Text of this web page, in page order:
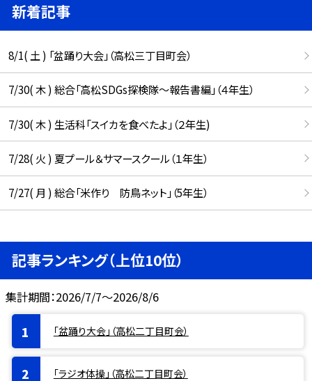
新着記事
8/1( 土 ) 「盆踊り大会」（高松三丁目町会）
7/30( 木 ) 総合「高松SDGs探検隊〜報告書編」（４年生）
7/30( 木 ) 生活科「スイカを食べたよ」（２年生)
7/28( 火 ) 夏プール＆サマースクール（１年生）
7/27( 月 ) 総合「米作り 防鳥ネット」（5年生）
記事ランキング（上位10位）
集計期間：2026/7/7～2026/8/6
「盆踊り大会」（高松二丁目町会）
「ラジオ体操」（高松二丁目町会）